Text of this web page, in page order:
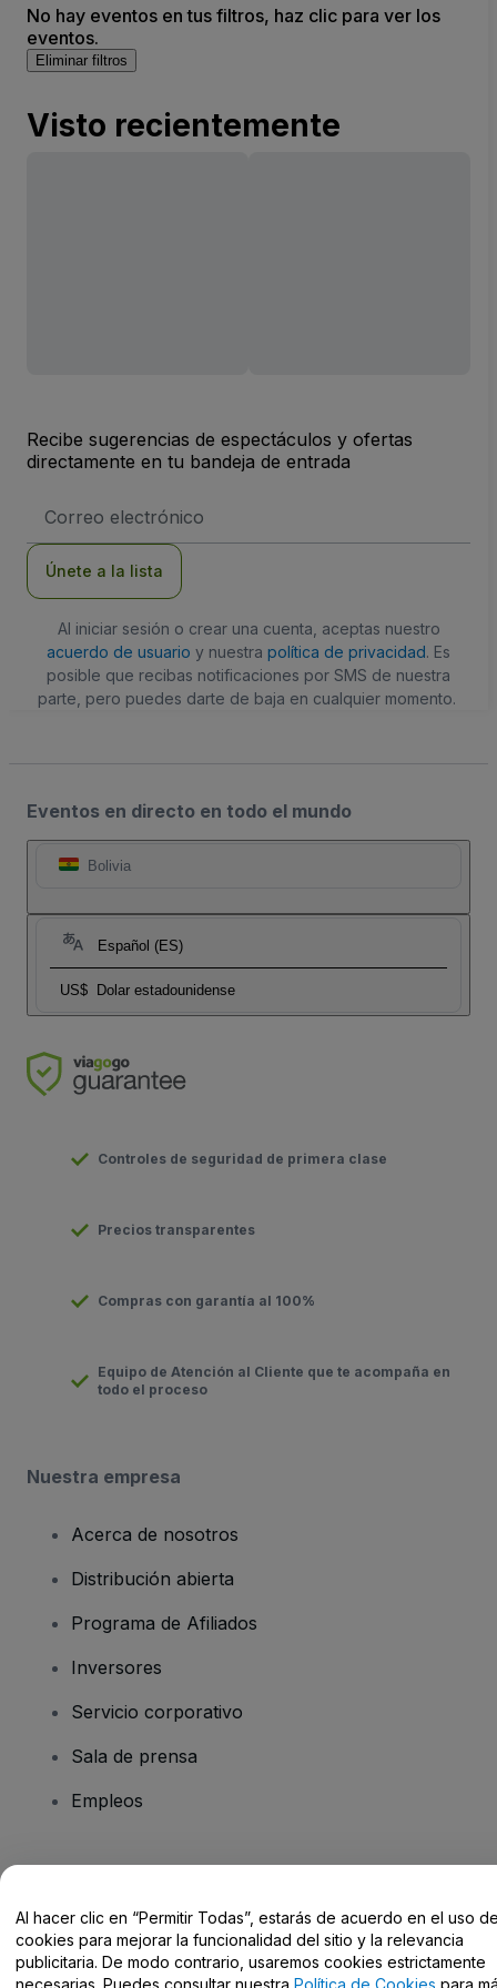
No hay eventos en tus filtros, haz clic para ver los
eventos.
Eliminar filtros
Visto recientemente
Recibe sugerencias de espectáculos y ofertas
directamente en tu bandeja de entrada
de
Únete a la lista
Al iniciar sesión o crear una cuenta, aceptas nuestro
acuerdo de usuario y nuestra política de privacidad. Es
posible que recibas notificaciones por SMS de nuestra
parte, pero puedes darte de baja en cualquier momento.
Eventos en directo en todo el mundo
Bolivia
Español (ES)
US$ Dolar estadounidense
Controles de seguridad de primera clase
Precios transparentes
Compras con garantía al 100%
Equipo de Atención al Cliente que te acompaña en
todo el proceso
Nuestra empresa
Acerca de nosotros
Distribución abierta
Programa de Afiliados
Inversores
Servicio corporativo
Sala de prensa
Empleos
Centro de Ayuda / Contacto
Al hacer clic en “Permitir Todas”, estarás de acuerdo en el uso
cookies para mejorar la funcionalidad del sitio y la relevancia
publicitaria. De modo contrario, usaremos cookies estrictamente
necesarias. Puedes consultar nuestra Política de Cookies para